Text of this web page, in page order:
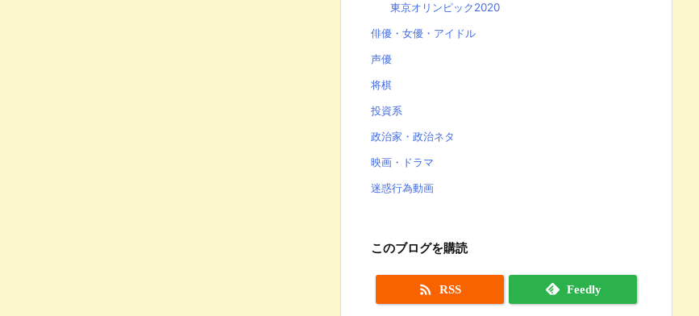
東京オリンピック2020
俳優・女優・アイドル
声優
将棋
投資系
政治家・政治ネタ
映画・ドラマ
迷惑行為動画
このブログを購読
 RSS Feedly